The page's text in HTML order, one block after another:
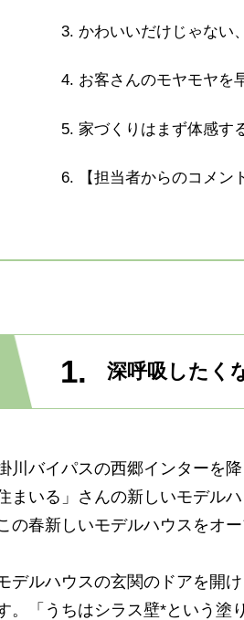
3. かわいいだけじゃない
4. お客さんのモヤモヤを
5. 家づくりはまず体感す
6. 【担当者からのコメン
1. 深呼吸したく
川バイパスの西郷インターを
まいる」さんの新しいモデル
の春新しいモデルハウスをオー
デルハウスの玄関のドアを開
。「うちはシラス壁*という塗